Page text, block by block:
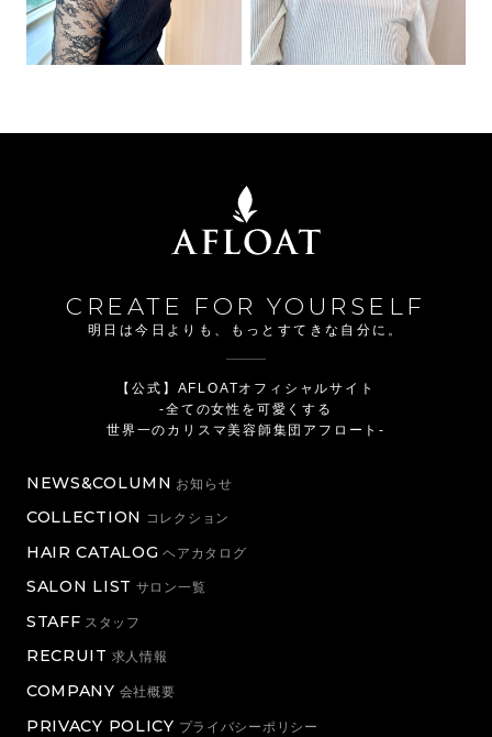
CREATE FOR YOURSELF
明日は今日よりも、もっとすてきな自分に。
【公式】AFLOATオフィシャルサイト
-全ての女性を可愛くする
世界一のカリスマ美容師集団アフロート-
NEWS&COLUMN お知らせ
COLLECTION コレクション
HAIR CATALOG ヘアカタログ
SALON LIST サロン一覧
STAFF スタッフ
RECRUIT 求人情報
COMPANY 会社概要
PRIVACY POLICY プライバシーポリシー